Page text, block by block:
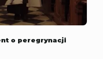
o peregrynacji